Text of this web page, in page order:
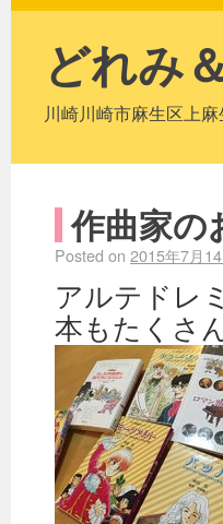
どれみ
川崎川崎市麻生区上
作曲家の
Posted on 2015年7月
アルテドレ
本もたくさ